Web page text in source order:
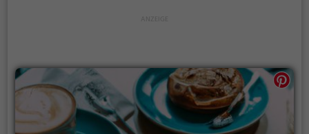
Das Hotel Bellevue ist definitiv einen Besuch wert,
um sich kulinarisch verwöhnen zu lassen.